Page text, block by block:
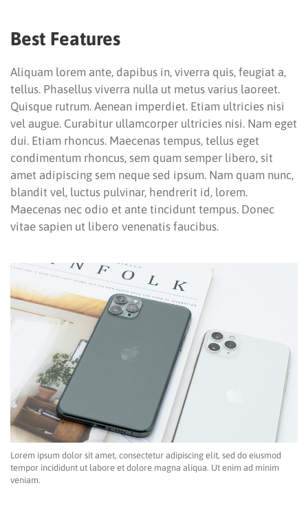
Best Features
Aliquam lorem ante, dapibus in, viverra quis, feugiat a,
tellus. Phasellus viverra nulla ut metus varius laoreet.
Quisque rutrum. Aenean imperdiet. Etiam ultricies nisi
vel augue. Curabitur ullamcorper ultricies nisi. Nam eget
dui. Etiam rhoncus. Maecenas tempus, tellus eget
condimentum rhoncus, sem quam semper libero, sit
amet adipiscing sem neque sed ipsum. Nam quam nunc,
blandit vel, luctus pulvinar, hendrerit id, lorem.
Maecenas nec odio et ante tincidunt tempus. Donec
vitae sapien ut libero venenatis faucibus.
Lorem ipsum dolor sit amet, consectetur adipiscing elit, sed do eiusmod
tempor incididunt ut labore et dolore magna aliqua. Ut enim ad minim
veniam.